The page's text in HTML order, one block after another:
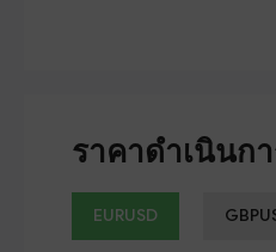
ราคาดำเนินก
EURUSD